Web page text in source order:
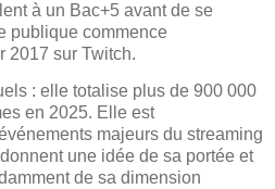
à un Bac+5 avant de se
publique commence
2017 sur Twitch.
: elle totalise plus de 900 000
en 2025. Elle est
majeurs du streaming
une idée de sa portée et
de sa dimension